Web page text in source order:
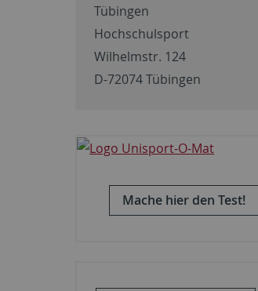
Tübingen
Hochschulsport
Wilhelmstr. 124
D-72074 Tübingen
Mache hier den Test!